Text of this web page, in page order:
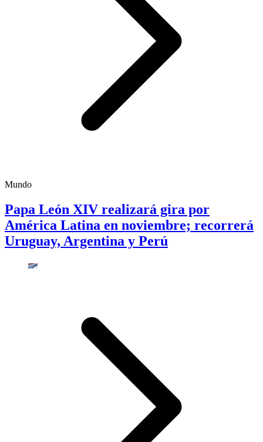
Mundo
Papa León XIV realizará gira por
América Latina en noviembre; recorrerá
Uruguay, Argentina y Perú